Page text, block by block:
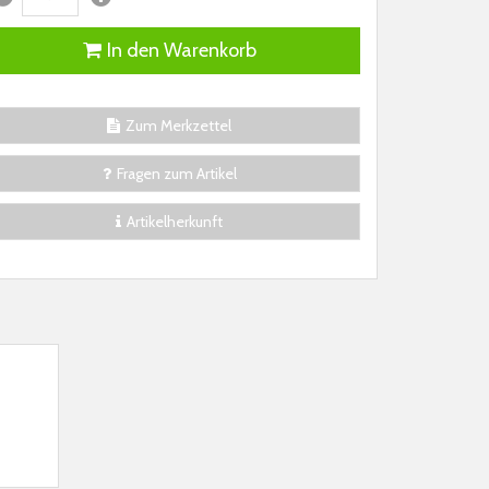
In den Warenkorb
Zum Merkzettel
Fragen zum Artikel
Artikelherkunft